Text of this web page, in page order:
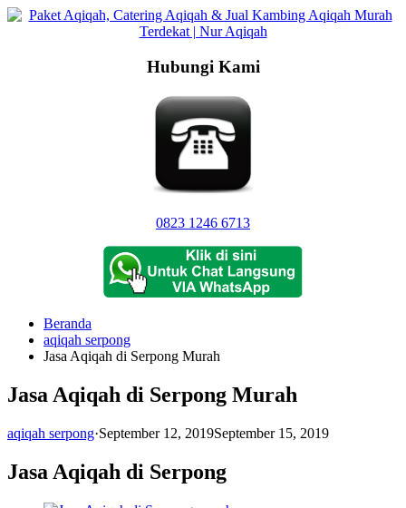
Langsung
Hubungi Kami
0823 1246 6713
Beranda
aqiqah serpong
Jasa Aqiqah di Serpong Murah
Jasa Aqiqah di Serpong Murah
aqiqah serpong·September 12, 2019September 15, 2019
Jasa Aqiqah di Serpong